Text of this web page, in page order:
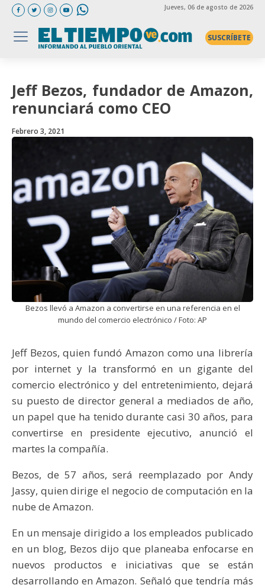
Jueves, 06 de agosto de 2026
SUSCRÍBETE
Jeff Bezos, fundador de Amazon,
renunciará como CEO
Febrero 3, 2021
Bezos llevó a Amazon a convertirse en una referencia en el
mundo del comercio electrónico / Foto: AP
Jeff Bezos, quien fundó Amazon como una librería
por internet y la transformó en un gigante del
comercio electrónico y del entretenimiento, dejará
su puesto de director general a mediados de año,
un papel que ha tenido durante casi 30 años, para
convertirse en presidente ejecutivo, anunció el
martes la compañía.
Bezos, de 57 años, será reemplazado por Andy
Jassy, quien dirige el negocio de computación en la
nube de Amazon.
En un mensaje dirigido a los empleados publicado
en un blog, Bezos dijo que planeaba enfocarse en
nuevos productos e iniciativas que se están
desarrollando en Amazon. Señaló que tendría más